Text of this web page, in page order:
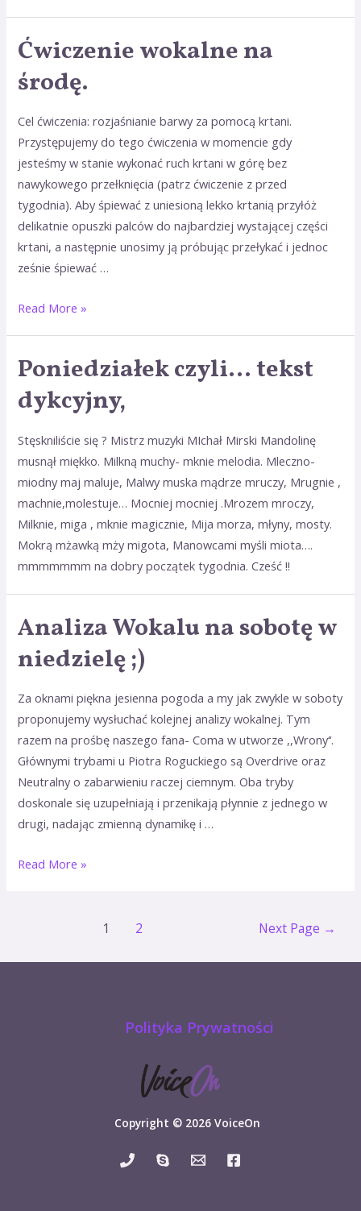
Ćwiczenie wokalne na
środę.
Cel ćwiczenia: rozjaśnianie barwy za pomocą krtani.
Przystępujemy do tego ćwiczenia w momencie gdy
jesteśmy w stanie wykonać ruch krtani w górę bez
nawykowego przełknięcia (patrz ćwiczenie z przed
tygodnia). Aby śpiewać z uniesioną lekko krtanią przyłóż
delikatnie opuszki palców do najbardziej wystającej części
krtani, a następnie unosimy ją próbując przełykać i jednoc
ześnie śpiewać …
Ćwiczenie
na
Read More »
Poniedziałek czyli… tekst
dykcyjny,
Stęskniliście się ? Mistrz muzyki MIchał Mirski Mandolinę
musnął miękko. Milkną muchy- mknie melodia. Mleczno-
miodny maj maluje, Malwy muska mądrze mruczy, Mrugnie ,
machnie,molestuje… Mocniej mocniej .Mrozem mroczy,
Milknie, miga , mknie magicznie, Mija morza, młyny, mosty.
Mokrą mżawką mży migota, Manowcami myśli miota….
mmmmmmm na dobry początek tygodnia. Cześć !!
Analiza Wokalu na sobotę w
niedzielę ;)
Za oknami piękna jesienna pogoda a my jak zwykle w soboty
proponujemy wysłuchać kolejnej analizy wokalnej. Tym
razem na prośbę naszego fana- Coma w utworze ,,Wrony‘‘.
Głównymi trybami u Piotra Roguckiego są Overdrive oraz
Neutralny o zabarwieniu raczej ciemnym. Oba tryby
doskonale się uzupełniają i przenikają płynnie z jednego w
drugi, nadając zmienną dynamikę i …
Analiza
na
w
niedzielę
Read More »
1 2 Next Page →
Polityka Prywatności
Copyright © 2026 VoiceOn